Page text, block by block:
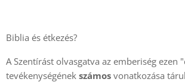
Biblia és étkezés?
A Szentírást olvasgatva az emberiség ezen
tevékenységének számos vonatkozása